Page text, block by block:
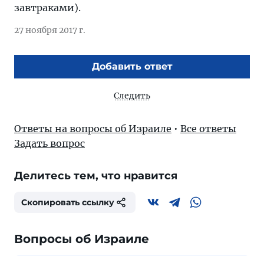
завтраками).
27 ноября 2017 г.
Добавить ответ
Следить
Ответы на вопросы об Израиле • Все ответы
Задать вопрос
Делитесь тем, что нравится
Скопировать ссылку
Вопросы об Израиле